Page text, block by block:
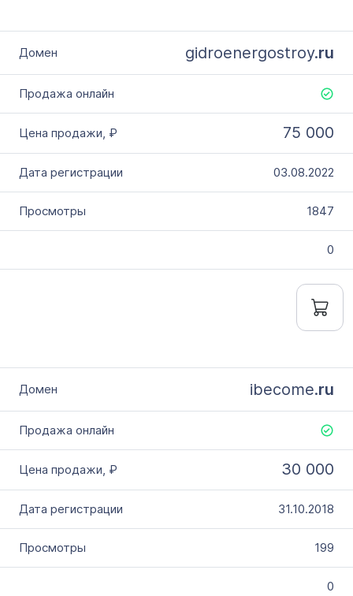
gidroenergostroy.ru
75 000
03.08.2022
1847
0
ibecome.ru
30 000
31.10.2018
199
0